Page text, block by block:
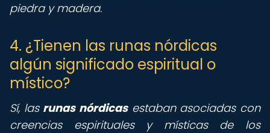
piedra y madera.
4. ¿Tienen las runas nórdicas
algún significado espiritual o
místico?
Sí, las runas nórdicasestaban asociadas con
creencias espirituales y místicas de los